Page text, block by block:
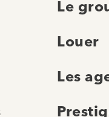
Le
Louer
Les